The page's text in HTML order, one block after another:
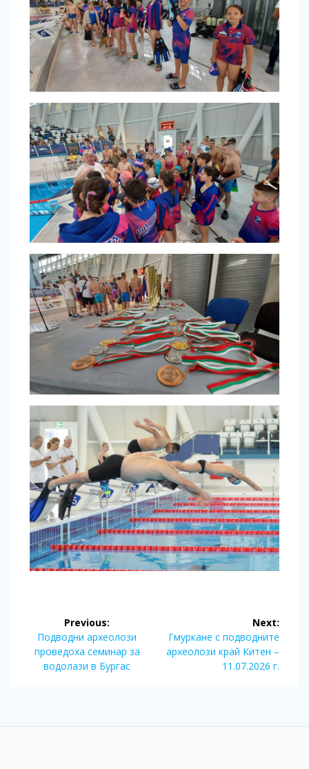
navigation
Previous:
Previous
post:
Подводни археолози
проведоха семинар за
водолази в Бургас
Next:
Next
post:
Гмуркане с подводните
археолози край Китен –
11.07.2026 г.